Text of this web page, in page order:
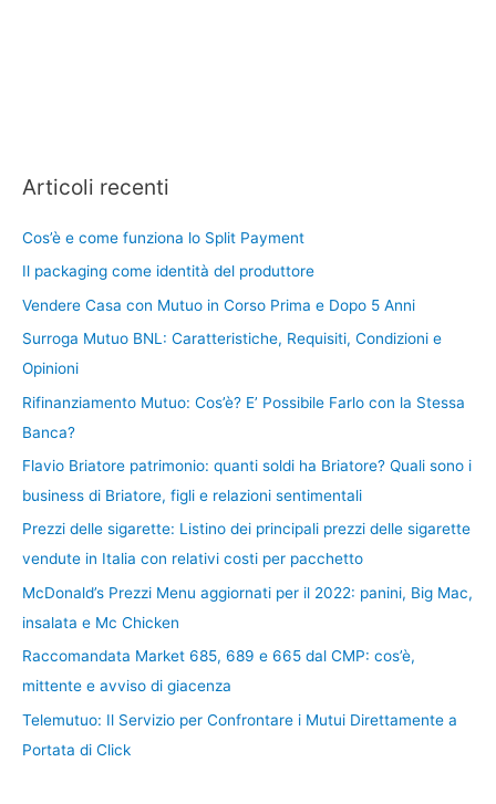
Articoli recenti
Cos’è e come funziona lo Split Payment
Il packaging come identità del produttore
Vendere Casa con Mutuo in Corso Prima e Dopo 5 Anni
Surroga Mutuo BNL: Caratteristiche, Requisiti, Condizioni e
Opinioni
Rifinanziamento Mutuo: Cos’è? E’ Possibile Farlo con la Stessa
Banca?
Flavio Briatore patrimonio: quanti soldi ha Briatore? Quali sono i
business di Briatore, figli e relazioni sentimentali
Prezzi delle sigarette: Listino dei principali prezzi delle sigarette
vendute in Italia con relativi costi per pacchetto
McDonald’s Prezzi Menu aggiornati per il 2022: panini, Big Mac,
insalata e Mc Chicken
Raccomandata Market 685, 689 e 665 dal CMP: cos’è,
mittente e avviso di giacenza
Telemutuo: Il Servizio per Confrontare i Mutui Direttamente a
Portata di Click